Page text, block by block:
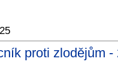
proti zlodějům -